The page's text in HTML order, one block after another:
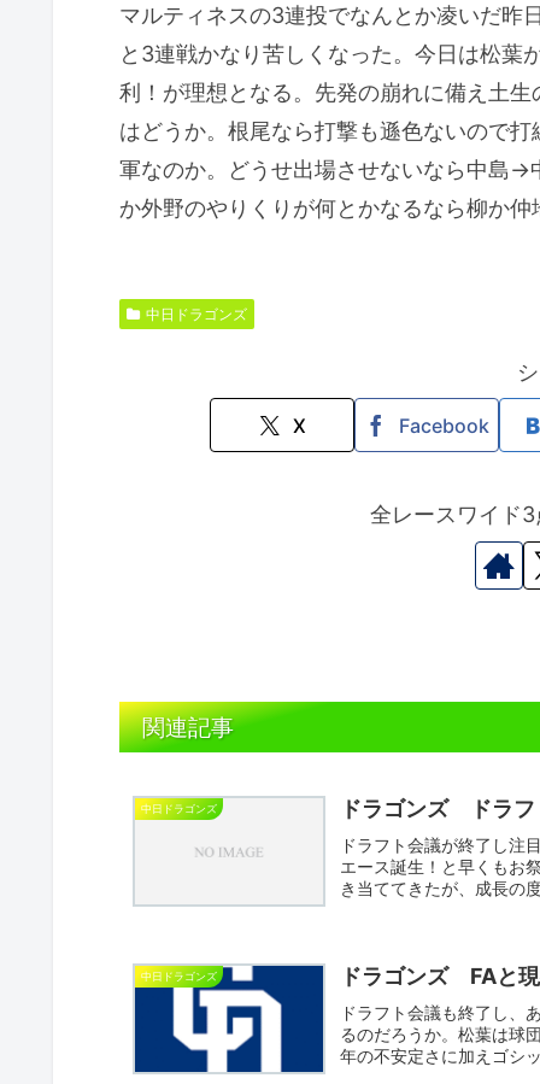
マルティネスの3連投でなんとか凌いだ昨
と3連戦かなり苦しくなった。今日は松葉
利！が理想となる。先発の崩れに備え土
はどうか。根尾なら打撃も遜色ないので
軍なのか。どうせ出場させないなら中島→
か外野のやりくりが何とかなるなら柳か仲
中日ドラゴンズ
X Facebook
全レースワイド
関連記事
中日ドラゴンズ ドラゴンズ ドラフ
ドラフト会議が終了し注
エース誕生！と早くもお
き当ててきたが、成長の
中日ドラゴンズ ドラゴンズ FAと
ドラフト会議も終了し、
るのだろうか。松葉は球
年の不安定さに加えゴシ